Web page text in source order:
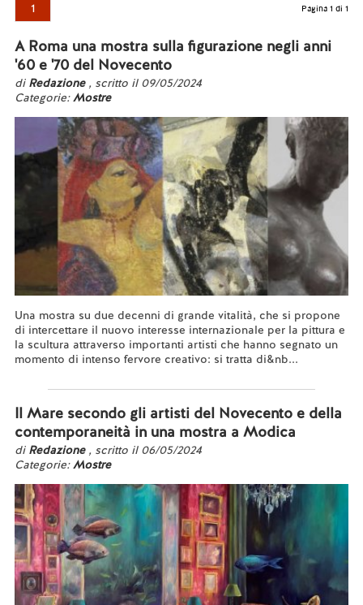
1 Pagina 1 di 1
A Roma una mostra sulla figurazione negli anni
'60 e '70 del Novecento
di Redazione , scritto il 09/05/2024
Categorie:Mostre
Una mostra su due decenni di grande vitalità, che si propone
di intercettare il nuovo interesse internazionale per la pittura e
la scultura attraverso importanti artisti che hanno segnato un
momento di intenso fervore creativo: si tratta di&nb...
Il Mare secondo gli artisti del Novecento e della
contemporaneità in una mostra a Modica
di Redazione , scritto il 06/05/2024
Categorie:Mostre